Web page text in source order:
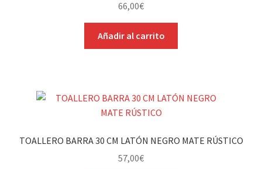
66,00€
Añadir al carrito
TOALLERO BARRA 30 CM LATÓN NEGRO MATE RÚSTICO
57,00€